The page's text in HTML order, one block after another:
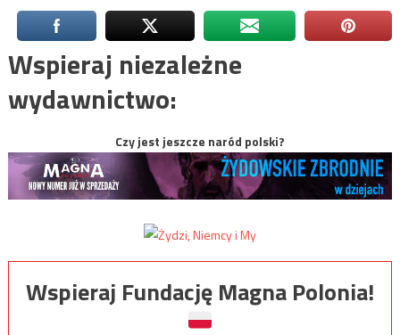
Wspieraj niezależne
wydawnictwo:
Czy jest jeszcze naród polski?
Wspieraj Fundację Magna Polonia!